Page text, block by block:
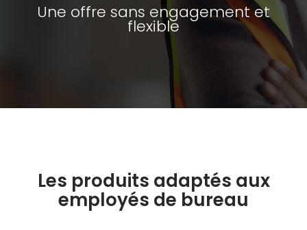
Une offre sans engagement et
flexible
Les produits adaptés aux
employés de bureau